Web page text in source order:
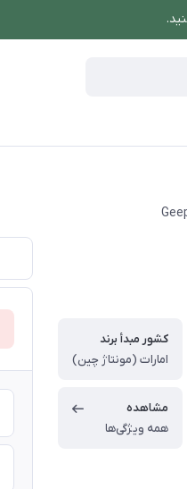
کشور مبدأ برند
امارات (مونتاژ چین)
مشاهده
همه ویژگی‌ها